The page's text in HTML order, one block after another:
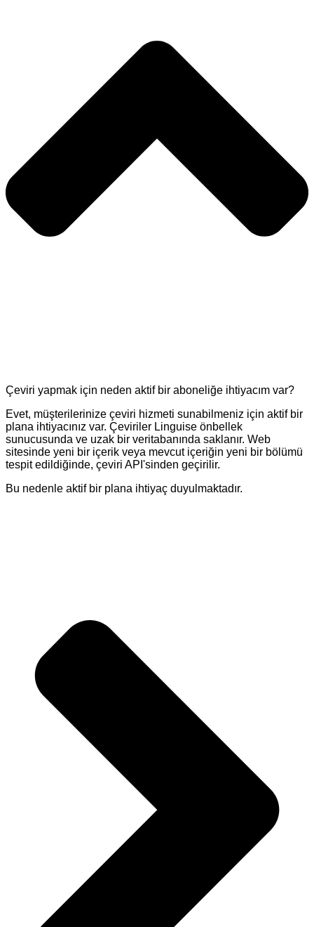
Çeviri yapmak için neden aktif bir aboneliğe ihtiyacım var?
Evet, müşterilerinize çeviri hizmeti sunabilmeniz için aktif bir
plana ihtiyacınız var. Çeviriler Linguise önbellek
sunucusunda ve uzak bir veritabanında saklanır. Web
sitesinde yeni bir içerik veya mevcut içeriğin yeni bir bölümü
tespit edildiğinde, çeviri API'sinden geçirilir.
Bu nedenle aktif bir plana ihtiyaç duyulmaktadır.